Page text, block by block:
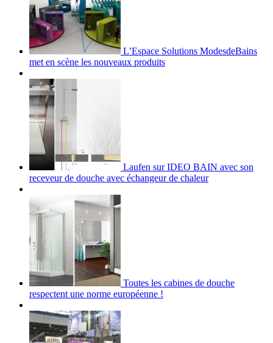
L’Espace Solutions ModesdeBains
met en scène les nouveaux produits
Laufen sur IDEO BAIN avec son
receveur de douche avec échangeur de chaleur
Toutes les cabines de douche
respectent une norme européenne !